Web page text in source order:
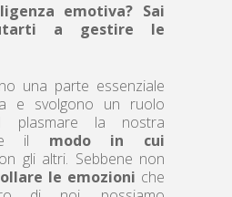
emotiva? Sai
a gestire le
una parte essenziale
e svolgono un ruolo
plasmare la nostra
il modo in cui
gli altri. Sebbene non
le emozioni che